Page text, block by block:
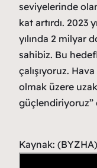
seviyelerinde
kat artırdı. 2023
yılında 2 milyar
sahibiz. Bu
çalışıyoruz.
olmak üzere
güçlendiriyoruz”
Kaynak: